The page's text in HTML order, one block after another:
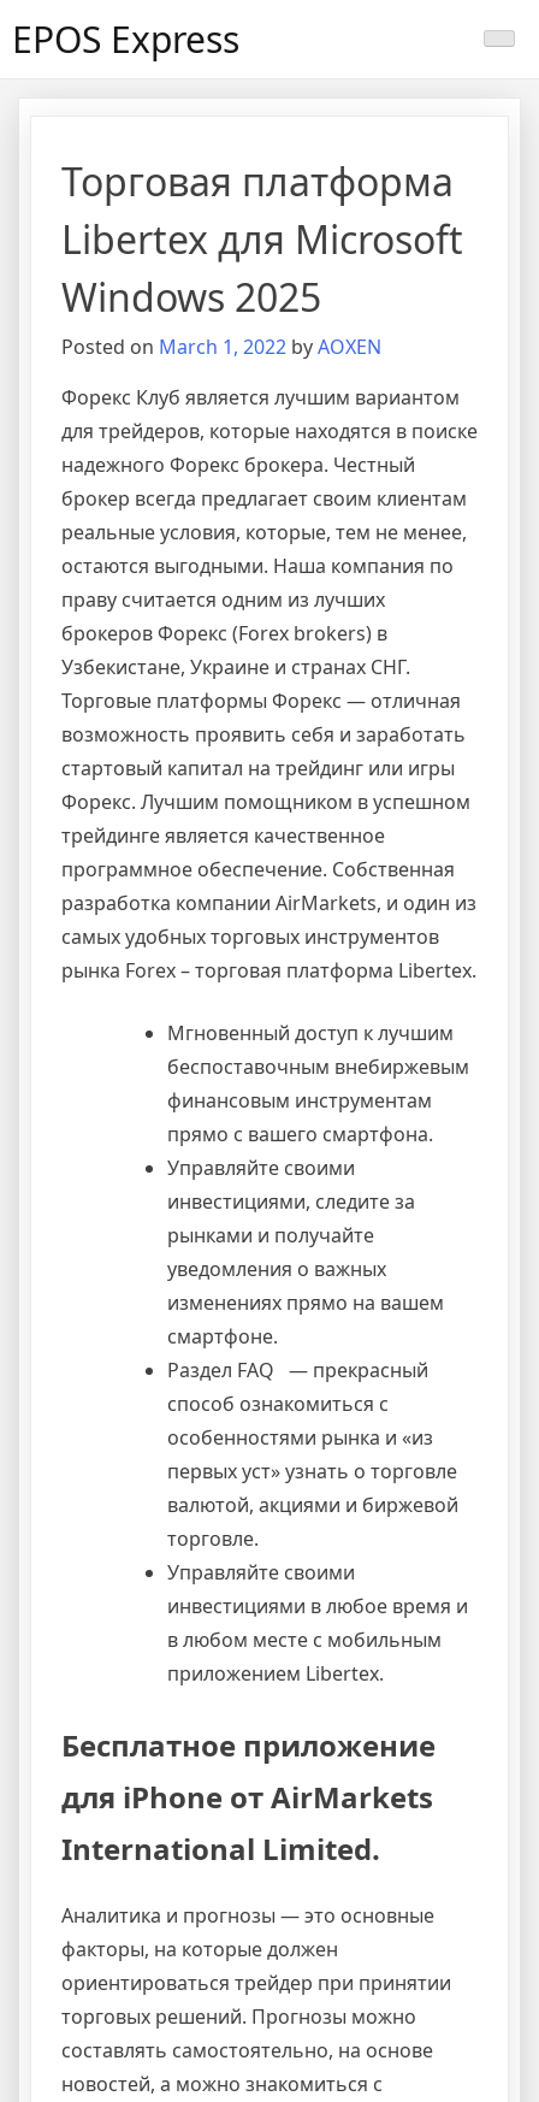
EPOS Express
Торговая платформа
Libertex для Microsoft
Windows 2025
Posted on March 1, 2022 byAOXEN
Форекс Клуб является лучшим вариантом
для трейдеров, которые находятся в поиске
надежного Форекс брокера. Честный
брокер всегда предлагает своим клиентам
реальные условия, которые, тем не менее,
остаются выгодными. Наша компания по
праву считается одним из лучших
брокеров Форекс (Forex brokers) в
Узбекистане, Украине и странах СНГ.
Торговые платформы Форекс — отличная
возможность проявить себя и заработать
стартовый капитал на трейдинг или игры
Форекс. Лучшим помощником в успешном
трейдинге является качественное
программное обеспечение. Собственная
разработка компании AirMarkets, и один из
самых удобных торговых инструментов
рынка Forex – торговая платформа Libertex.
Мгновенный доступ к лучшим
беспоставочным внебиржевым
финансовым инструментам
прямо с вашего смартфона.
Управляйте своими
инвестициями, следите за
рынками и получайте
уведомления о важных
изменениях прямо на вашем
смартфоне.
Раздел FAQ — прекрасный
способ ознакомиться с
особенностями рынка и «из
первых уст» узнать о торговле
валютой, акциями и биржевой
торговле.
Управляйте своими
инвестициями в любое время и
в любом месте с мобильным
приложением Libertex.
Бесплатное приложение
для iPhone от AirMarkets
International Limited.
Аналитика и прогнозы — это основные
факторы, на которые должен
ориентироваться трейдер при принятии
торговых решений. Прогнозы можно
составлять самостоятельно, на основе
новостей, а можно знакомиться с